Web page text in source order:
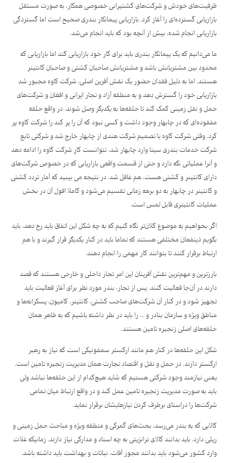
ظرفیت‌های خودش و شرکت‌های کشتیرانی خصوصی همکار، به صورت مستقل
بازاریابی گسترده‌ای را آغاز کرد. بازاریابی پیمانکار بندری صحیح است اما گستردگی
بازاریابی انجام شده، بیش از آنچه بود که باید انجام می‌شد.
ما می‌دانیم که یک پیمانکار بندری باید برای کار خود بازاریابی کند اما بازاریابی که
محدود بین مشتریانش باشد و مشتریانش صاحبان کشتی و صاحبان کانتینر
هستند. اما به دلیل فقدان حضور یک نقش آفرین اصلی، شرکت کاوه مجبور شد
بازاریابی خود را گسترش دهد و به منطقه آزاد و تجار ایرانی و افغان و شرکت‌های
حمل و نقل زمینی کمک کند تا حلقه‌ها به یکدیگر وصل شوند. در واقع حلقه
مفقوده‌ای که در چابهار وجود داشت و کسی نبود که آن را پر کند را شرکت کاوه پر
کرد. وقتی شرکت کاوه با تصمیم شرکت هندی از چابهار خارج شد و شرکتی تابع
شرکت خدمات بندری سینا وارد چابهار شد، نتوانست کارِ شرکت کاوه را ادامه دهد
و آنرا عملیاتی نگه دارد و حتی از قسمت واقعی بازاریابی که در خصوص شرکت‌های
دارای کانتینر و کشتی هست، هم غافل شد. در نتیجه می بینید که آمار تردد کشتی
و کانتینر در چابهار به دو برهه زمانی تقسیم می‌شود و کاملا افول آن در بخش
عملیات کانتینری قابل لمس است.
اگر بخواهیم به موضوع کلان‌تر نگاه کنیم که به چه شکل این اتفاق باید رخ دهد، باید
بگویم ذینفعان مختلفی هستند که تماما باید در کنار یکدیگر قرار گیرند و با هم
ارتباط برقرار کنند تا بتوانند کار مهمی را انجام دهند.
بارزترین و مهم‌ترین نقش آفرینان این امر تجار داخلی و خارجی هستند که قصد
دارند در آن‌جا فعالیت کنند. پس از تجار، بندر مورد نظر برای آغاز فعالیت باید
تجهیز شود و در کنار آن شرکت‌های صاحب کشتی، کانتینر، کامیون، پسکرانه‌ها و
مناطق ویژه و سازمان بنادر و … را باید در نظر داشته باشیم که به ظاهر همان
حلقه‌های اصلی زنجیره تامین هستند.
شکل این حلقه‌ها در کنار هم مانند ارکستر سمفونیکی است که نیاز به رهبر
ارکستر دارند. در حمل و نقل و اقتصاد تجارت همان مدیریت زنجیره تامین است.
یعنی نیازمند وجود شرکتی هستیم که شاید هیچ‌کدام از این حلقه‌ها نباشد ولی
باید به صورت مدیریت زنجیره تامین عمل کند و در واقع ارتباط میان تمامی
شرکت‌ها را دراستای برطرف کردن نیازهایشان برقرار نماید.
کالایی که به بندر می‌رسد، بحث‌های گمرکی و منطقه ویژه و مباحث حمل زمینی و
ریلی دارد. باید بدانند کالای ترانزیتی به چه اسناد و مدارکی نیاز دارند. زمانیکه غلات
وارد کشور می‌شود باید بدانند مجوز آفات، نباتات و بهداشت باید داشته باشد.